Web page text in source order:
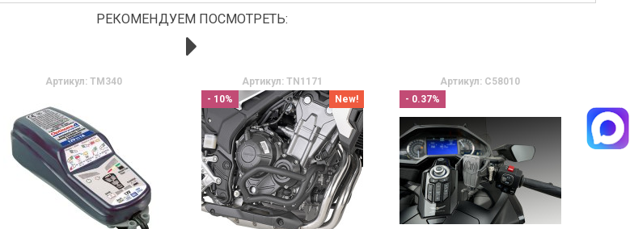
РЕКОМЕНДУЕМ ПОСМОТРЕТЬ:
Артикул: TM340
Артикул: TN1171
- 10%
New!
Артикул: C58010
- 0.37%